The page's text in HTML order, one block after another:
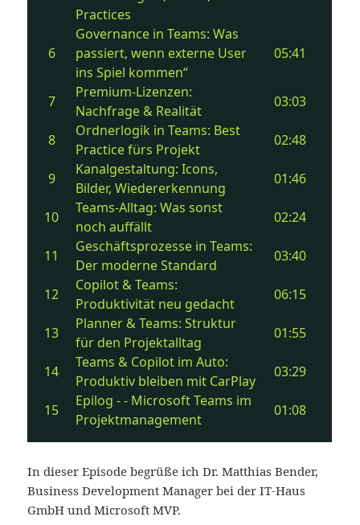
In dieser Episode begrüße ich Dr. Matthias Bender,
Business Development Manager bei der IT‑Haus
GmbH und Microsoft MVP.